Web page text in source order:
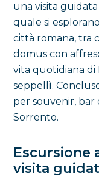
una visita
quale si
città romana, tra
domus con
vita quotidiana di
seppellì.
per souvenir, bar
Sorrento.
Escursione
visita